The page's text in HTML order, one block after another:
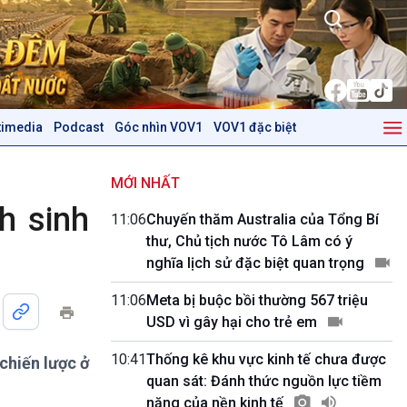
Podcast Góc nhìn VOV1 VOV1 đặc biệt
Trước giờ mở cửa
Dòng chảy Kinh tế
Tuyên chiến với gian lận
thương mại
Mùa vàng
Biển đảo Việt Nam
Tâm tình biên giới và hải
đảo
Tìm hiểu biển, đảo Việt
Nam
Podcast
Góc nhìn VOV1
Bình luận
sinh
lược ở
MỚI NHẤT
11:06Chuyến thăm Australia của Tổng Bí
thư, Chủ tịch nước Tô Lâm có ý
nghĩa lịch sử đặc biệt quan trọng
11:06Meta bị buộc bồi thường 567 triệu
USD vì gây hại cho trẻ em
10:41Thống kê khu vực kinh tế chưa được
quan sát: Đánh thức nguồn lực tiềm
năng của nền kinh tế